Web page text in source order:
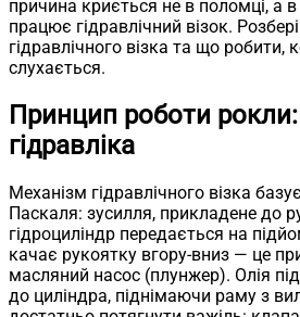
причина криється не в поломці, а в
працює гідравлічний візок.
гідравлічного візка та що робити,
слухається.
Принцип роботи
гідравліка
Механізм гідравлічного візка
Паскаля: зусилля, прикладене до
гідроциліндр передається на
качає рукоятку вгору-вниз — це
масляний насос (плунжер). Олія
до циліндра, піднімаючи раму з